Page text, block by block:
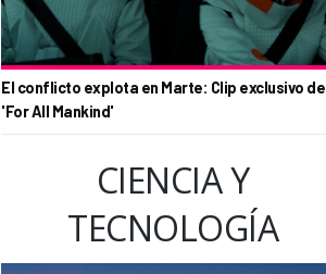
El conflicto explota en Marte: Clip exclusivo de
'For All Mankind'
CIENCIA Y
TECNOLOGÍA